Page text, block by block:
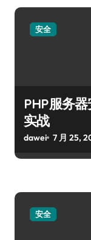
安全
PHP服务
实战
dawei 7 月 25,
安全